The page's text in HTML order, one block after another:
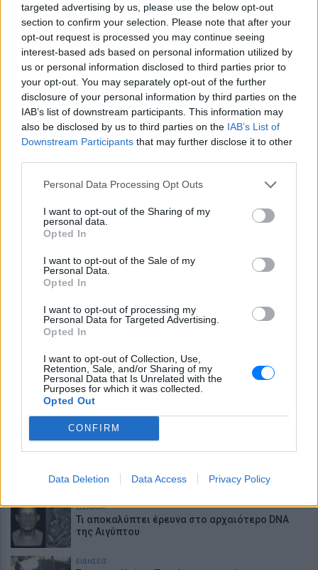
targeted advertising by us, please use the below opt-out
section to confirm your selection. Please note that after your
opt-out request is processed you may continue seeing
interest-based ads based on personal information utilized by
us or personal information disclosed to third parties prior to
your opt-out. You may separately opt-out of the further
disclosure of your personal information by third parties on the
IAB’s list of downstream participants. This information may
also be disclosed by us to third parties on the IAB’s List of
Downstream Participants that may further disclose it to other
Personal Data Processing Opt Outs
I want to opt-out of the Sharing of my
personal data.
Opted In
I want to opt-out of the Sale of my
Personal Data.
Opted In
I want to opt-out of processing my
Personal Data for Targeted Advertising.
Opted In
I want to opt-out of Collection, Use,
Retention, Sale, and/or Sharing of my
Personal Data that Is Unrelated with the
Purposes for which it was collected.
Opted Out
CONFIRM
Data Deletion Data Access Privacy Policy
ΣΗΜΕΡΑ ΡΟΗ ΠΟΛΙΤΙΣΜΟΣ
ΘΕΜΑΤΑ
Το κατακόκκινο σπίτι που μοιάζει να αιωρείται
πάνω από το Κάπρι
ΘΕΜΑΤΑ
Ο μοναδικός Αμερικανός πρόεδρος που έχει
παραιτηθεί
Τα ζώδια σήμερα 8/8: Κάνε κάτι διαφορετικό
ΘΕΜΑΤΑ
πόλεις εκτοξεύεται η χρήση κοκαΐνης
ΘΕΜΑΤΑ
από το νησί - Το ταξίδι τελείωσε με
χειροπέδες στο αεροδρόμιο
Η νέα σχέση δεν έχει συγκατοίκηση – Και η
Charlize Theron το επιβεβαιώνει
ΘΕΜΑΤΑ
Αϊνστάιν» και το MIT παραλίγο να την ... χάσει
ΘΕΜΑΤΑ
τις ευρωπαϊκές πολυτέλειες
ΘΕΜΑΤΑ
Τι αποκαλύπτει έρευνα στο αρχαιότερο DNA
της Αιγύπτου
ΕΙΔΗΣΕΙΣ